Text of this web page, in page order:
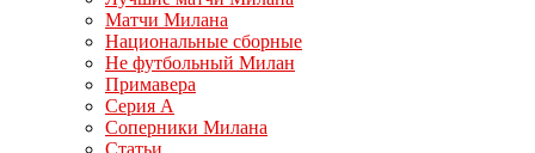
Матчи Милана
Национальные сборные
Не футбольный Милан
Примавера
Серия А
Соперники Милана
Статьи